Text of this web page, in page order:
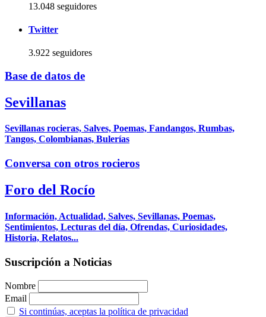
13.048 seguidores
Twitter
3.922 seguidores
Base de datos de
Sevillanas
Sevillanas rocieras, Salves, Poemas, Fandangos, Rumbas,
Tangos, Colombianas, Bulerías
Conversa con otros rocieros
Foro del Rocío
Información, Actualidad, Salves, Sevillanas, Poemas,
Sentimientos, Lecturas del día, Ofrendas, Curiosidades,
Historia, Relatos...
Suscripción a Noticias
Nombre
Email
Si continúas, aceptas la política de privacidad